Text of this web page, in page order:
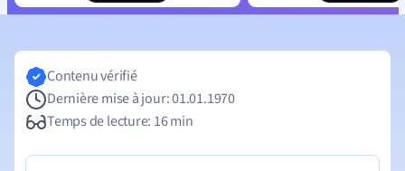
Contenu vérifié
Dernière mise à jour: 01.01.1970
Temps de lecture: 16 min